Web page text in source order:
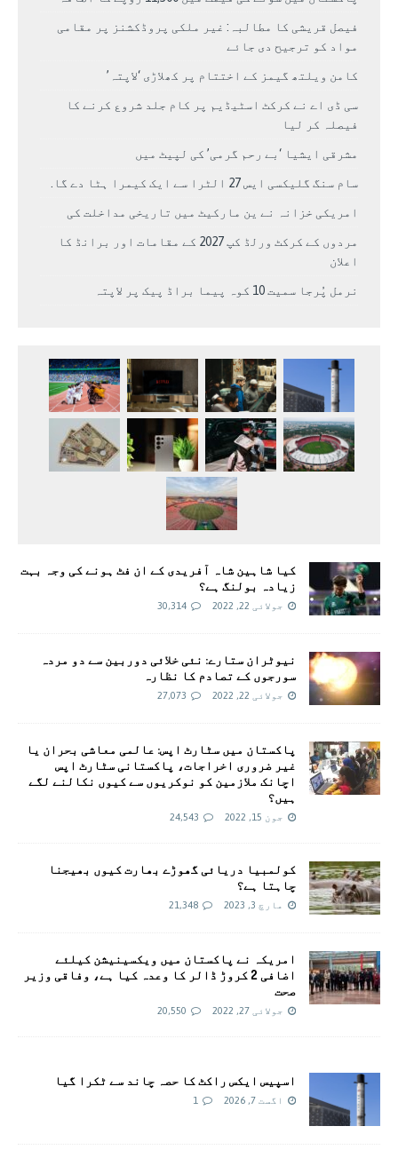
فیصل قریشی کا مطالبہ: غیر ملکی پروڈکشنز پر مقامی
مواد کو ترجیح دی جائے
کامن ویلتھ گیمز کے اختتام پر کھلاڑی ‘لاپتہ’
سی ڈی اے نے کرکٹ اسٹیڈیم پر کام جلد شروع کرنے کا
فیصلہ کر لیا
مشرقی ایشیا ‘بے رحم گرمی’ کی لپیٹ میں
سام سنگ گلیکسی ایس 27 الٹرا سے ایک کیمرا ہٹا دے گا.
امریکی خزانہ نے ین مارکیٹ میں تاریخی مداخلت کی
مردوں کے کرکٹ ورلڈ کپ 2027 کے مقامات اور برانڈ کا
اعلان
نرمل پُرجا سمیت 10 کوہ پیما براڈ پیک پر لاپتہ
کیا شاہین شاہ آفریدی کے ان فٹ ہونے کی وجہ بہت
زیادہ بولنگ ہے؟
جولائی 22, 2022 30,314
نیوٹران ستارے: نئی خلائی دوربین سے دو مردہ
سورجوں کے تصادم کا نظارہ
جولائی 22, 2022 27,073
پاکستان میں سٹارٹ اپس: عالمی معاشی بحران یا
غیر ضروری اخراجات، پاکستانی سٹارٹ اپس
اچانک ملازمین کو نوکریوں سے کیوں نکالنے لگے
ہیں؟
جون 15, 2022 24,543
کولمبیا دریائی گھوڑے بھارت کیوں بھیجنا
چاہتا ہے؟
مارچ 3, 2023 21,348
امريکہ نے پاکستان میں ویکسینیشن کیلئے
اضافی 2 کروڑ ڈالر کا وعدہ کیا ہے، وفاقی وزیر
صحت
جولائی 27, 2022 20,550
اسپیس ایکس راکٹ کا حصہ چاند سے ٹکرا گیا
اگست 7, 2026 1